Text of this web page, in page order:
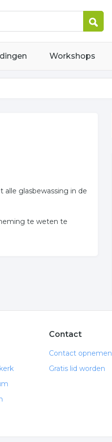
Workshops
glasbewassing in de
te weten te
Contact
Contact opnemen
Gratis lid worden